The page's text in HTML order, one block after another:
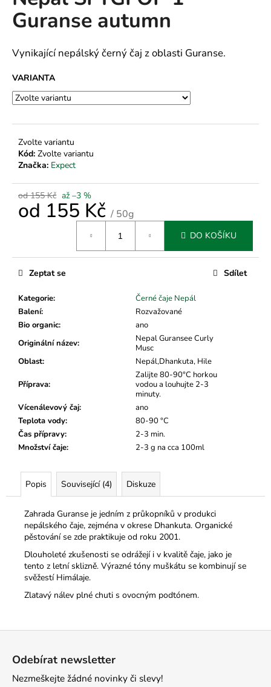
0,0
z
hvězdiček.
Guranse autumn
Vynikající nepálský černý čaj z oblasti Guranse.
VARIANTA
Zvolte variantu
Kód: Zvolte variantu
Značka: Expect
od 155 Kč až –3 %
od 155 Kč / 50g
DO KOŠÍKU
Kategorie:
Černé čaje Nepál
Balení:
Rozvažované
Bio organic:
ano
Originální název:
Nepal Guransee Curly
Musc
Oblast: Nepál,Dhankuta, Hile
Příprava:
Zalijte 80-90°C horkou
vodou a louhujte 2-3
minuty.
Vícenálevový čaj:
ano
Teplota vody:
80-90 °C
Čas přípravy:
2-3 min.
Množství čaje: 2-3 g na cca 100ml
Zeptat se Sdílet
Popis Související (4) Diskuze
Zahrada Guranse je jedním z průkopníků v produkci
nepálského čaje, zejména v okrese Dhankuta. Organické
pěstování se zde praktikuje od roku 2001.
Dlouholeté zkušenosti se odrážejí i v kvalitě čaje, jako je
tento z letní sklizně. Výrazné tóny muškátu se kombinují se
svěžestí Himálaje.
Zlatavý nálev plné chuti s ovocným podtónem.
a
j
í
t
?
D
o
u
m
e
Odebírat newsletter
Nezmeškejte žádné novinky či slevy!